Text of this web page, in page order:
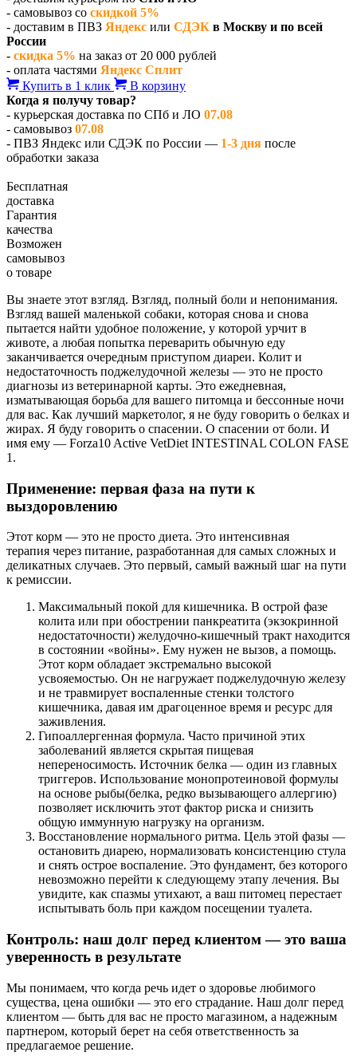
- самовывоз со скидкой 5%
- доставим в ПВЗ Яндекс или СДЭК в Москву и по всей
России
- скидка 5% на заказ от 20 000 рублей
- оплата частями Яндекс Сплит
Купить в 1 клик
В корзину
Когда я получу товар?
- курьерская доставка по СПб и ЛО 07.08
- самовывоз 07.08
- ПВЗ Яндекс или СДЭК по России — 1-3 дня после
обработки заказа
Бесплатная
доставка
Гарантия
качества
Возможен
самовывоз
о товаре
Вы знаете этот взгляд. Взгляд, полный боли и непонимания.
Взгляд вашей маленькой собаки, которая снова и снова
пытается найти удобное положение, у которой урчит в
животе, а любая попытка переварить обычную еду
заканчивается очередным приступом диареи. Колит и
недостаточность поджелудочной железы — это не просто
диагнозы из ветеринарной карты. Это ежедневная,
изматывающая борьба для вашего питомца и бессонные ночи
для вас. Как лучший маркетолог, я не буду говорить о белках и
жирах. Я буду говорить о спасении. О спасении от боли. И
имя ему — Forza10 Active VetDiet INTESTINAL COLON FASE
1.
Применение: первая фаза на пути к
выздоровлению
Этот корм — это не просто диета. Это интенсивная
терапия через питание, разработанная для самых сложных и
деликатных случаев. Это первый, самый важный шаг на пути
к ремиссии.
Максимальный покой для кишечника. В острой фазе
колита или при обострении панкреатита (экзокринной
недостаточности) желудочно-кишечный тракт находится
в состоянии «войны». Ему нужен не вызов, а помощь.
Этот корм обладает экстремально высокой
усвояемостью. Он не нагружает поджелудочную железу
и не травмирует воспаленные стенки толстого
кишечника, давая им драгоценное время и ресурс для
заживления.
Гипоаллергенная формула. Часто причиной этих
заболеваний является скрытая пищевая
непереносимость. Источник белка — один из главных
триггеров. Использование монопротеиновой формулы
на основе рыбы(белка, редко вызывающего аллергию)
позволяет исключить этот фактор риска и снизить
общую иммунную нагрузку на организм.
Восстановление нормального ритма. Цель этой фазы —
остановить диарею, нормализовать консистенцию стула
и снять острое воспаление. Это фундамент, без которого
невозможно перейти к следующему этапу лечения. Вы
увидите, как спазмы утихают, а ваш питомец перестает
испытывать боль при каждом посещении туалета.
Контроль: наш долг перед клиентом — это ваша
уверенность в результате
Мы понимаем, что когда речь идет о здоровье любимого
существа, цена ошибки — это его страдание. Наш долг перед
клиентом — быть для вас не просто магазином, а надежным
партнером, который берет на себя ответственность за
предлагаемое решение.